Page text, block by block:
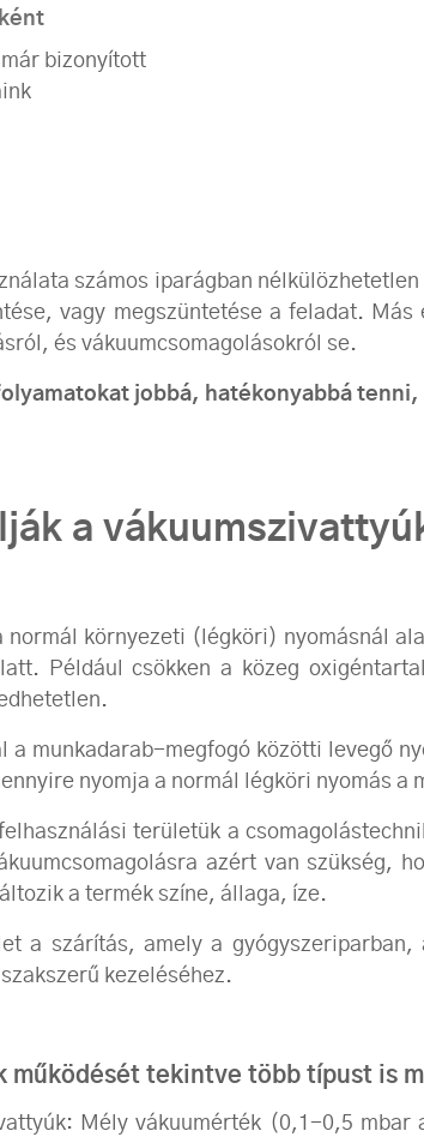
bizonyított
számos iparágban
vagy megszüntetése a feladat.
és vákuumcsomagolásokról se.
jobbá, hatékonyabbá
a
normál környezeti (légköri) nyomásnál
Például csökken a közeg
a munkadarab-megfogó közötti levegő
nyomja a normál légköri nyomás a
területük a
azért van szükség,
a termék színe, állaga, íze.
a szárítás, amely a
kezeléséhez.
működését tekintve több típust is
Mély vákuumérték (0,1-0,5